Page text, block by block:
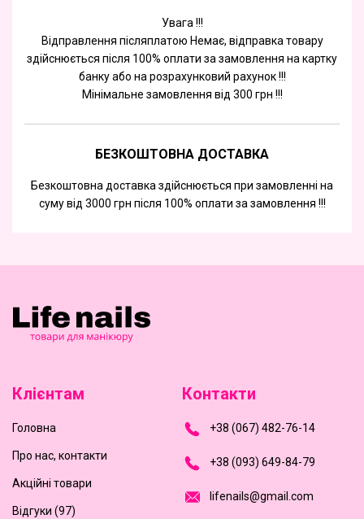
Увага !!!
Відправлення післяплатою Немає, відправка товару
здійснюється після 100% оплати за замовлення на картку
банку або на розрахунковий рахунок !!!
Мінімальне замовлення від 300 грн !!!
БЕЗКОШТОВНА ДОСТАВКА
Безкоштовна доставка здійснюється при замовленні на
суму від 3000 грн після 100% оплати за замовлення !!!
Клієнтам
Головна
Про нас, контакти
Акційні товари
Відгуки (97)
Контакти
+38 (067) 482-76-14
+38 (093) 649-84-79
ifenai s@gmai com